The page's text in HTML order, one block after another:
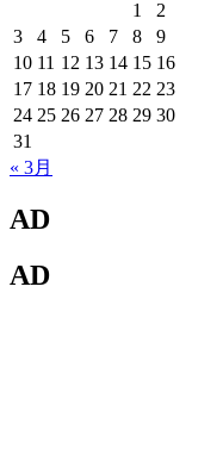
1
2
3
4 5 6 7 8
9
10 11 12 13 14 15 16
17 18 19 20 21 22 23
24 25 26 27 28 29 30
31
« 3月
AD
AD